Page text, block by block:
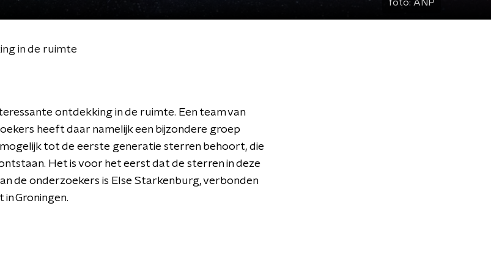
foto: ANP
in de ruimte
ontdekking in de ruimte. Een team van
heeft daar namelijk een bijzondere groep
tot de eerste generatie sterren behoort, die
Het is voor het eerst dat de sterren in deze
de onderzoekers is Else Starkenburg, verbonden
in Groningen.